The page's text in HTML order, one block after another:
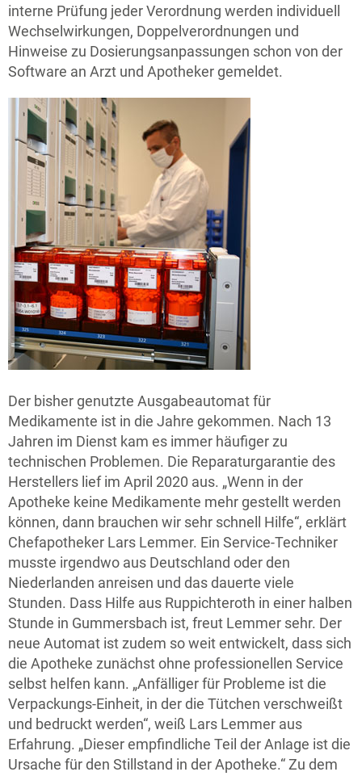
interne Prüfung jeder Verordnung werden individuell
Wechselwirkungen, Doppelverordnungen und
Hinweise zu Dosierungsanpassungen schon von der
Software an Arzt und Apotheker gemeldet.
Der bisher genutzte Ausgabeautomat für
Medikamente ist in die Jahre gekommen. Nach 13
Jahren im Dienst kam es immer häufiger zu
technischen Problemen. Die Reparaturgarantie des
Herstellers lief im April 2020 aus. „Wenn in der
Apotheke keine Medikamente mehr gestellt werden
können, dann brauchen wir sehr schnell Hilfe“, erklärt
Chefapotheker Lars Lemmer. Ein Service-Techniker
musste irgendwo aus Deutschland oder den
Niederlanden anreisen und das dauerte viele
Stunden. Dass Hilfe aus Ruppichteroth in einer halben
Stunde in Gummersbach ist, freut Lemmer sehr. Der
neue Automat ist zudem so weit entwickelt, dass sich
die Apotheke zunächst ohne professionellen Service
selbst helfen kann. „Anfälliger für Probleme ist die
Verpackungs-Einheit, in der die Tütchen verschweißt
und bedruckt werden“, weiß Lars Lemmer aus
Erfahrung. „Dieser empfindliche Teil der Anlage ist die
Ursache für den Stillstand in der Apotheke.“ Zu dem